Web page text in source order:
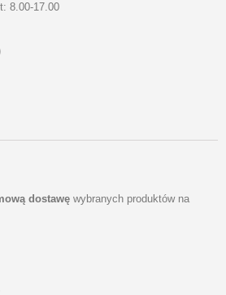
8.00-17.00
dostawę wybranych produktów na